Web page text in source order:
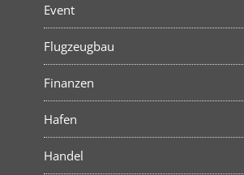
Event
Flugzeugbau
Finanzen
Hafen
Handel